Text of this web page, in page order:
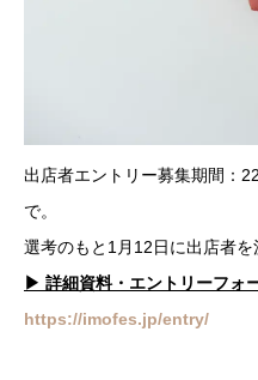
出店者エントリー募集期間：
で。
選考のもと1月12日に出店者を
▶ 詳細資料・エントリーフォ
https://imofes.jp/entry/